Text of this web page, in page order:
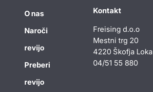
O nas
Naroči
revijo
Preberi
revijo
Kontakt
Freising d.o.o
Mestni trg 20
4220 Škofja Loka
04/51 55 880